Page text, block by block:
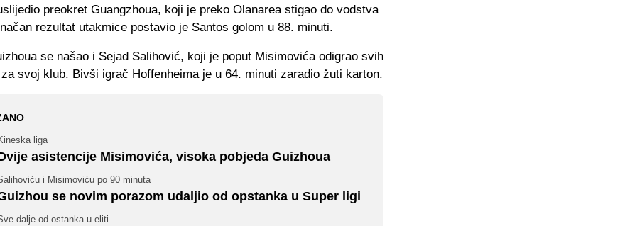
preokret Guangzhoua, koji je preko Olanarea stigao do vodstva
rezultat utakmice postavio je Santos golom u 88. minuti.
se našao i Sejad Salihović, koji je poput Misimovića odigrao svih
svoj klub. Bivši igrač Hoffenheima je u 64. minuti zaradio žuti karton.
liga
asistencije Misimovića, visoka pobjeda Guizhoua
i Misimoviću po 90 minuta
se novim porazom udaljio od opstanka u Super ligi
dalje od ostanka u eliti